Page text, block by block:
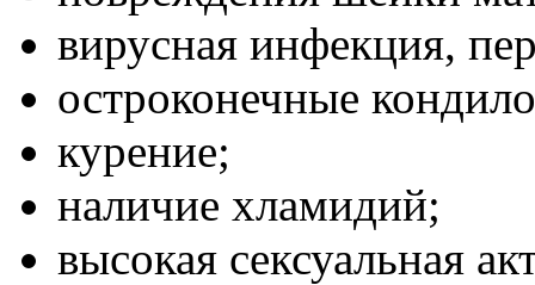
вирусная инфекция,
остроконечные
курение;
наличие хламидий;
высокая сексуальная